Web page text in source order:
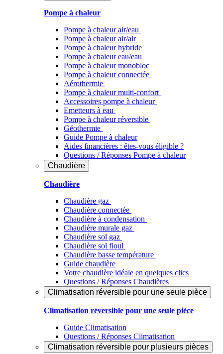
Pompe à chaleur
Pompe à chaleur air/eau
Pompe à chaleur air/air
Pompe à chaleur hybride
Pompe à chaleur​ eau/eau
Pompe à chaleur monobloc
Pompe à chaleur connectée
Aérothermie
Pompe à chaleur multi-confort
Accessoires pompe à chaleur
Emetteurs à eau
Pompe à chaleur réversible
Géothermie
Guide Pompe à chaleur
Aides financières : êtes-vous éligible ?
Questions / Réponses Pompe à chaleur
Chaudière
Chaudière
Chaudière gaz
Chaudière connectée
Chaudière à condensation
Chaudière murale gaz
Chaudière sol gaz
Chaudière sol fioul
Chaudière basse température
Guide chaudière
Votre chaudière idéale en quelques clics
Questions / Réponses Chaudières
Climatisation réversible pour une seule pièce
Climatisation réversible pour une seule pièce
Guide Climatisation
Questions / Réponses Climatisation
Climatisation réversible pour plusieurs pièces